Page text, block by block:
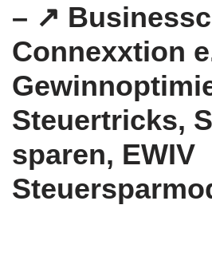
– ↗️
Connexxtion
Steuertricks,
sparen, EWIV